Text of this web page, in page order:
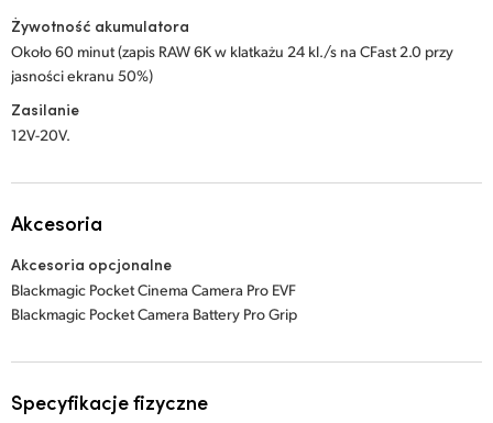
Żywotność akumulatora
Około 60 minut (zapis RAW 6K w klatkażu 24 kl./s na CFast 2.0 przy
jasności ekranu 50%)
Zasilanie
12V-20V.
Akcesoria
Akcesoria opcjonalne
Blackmagic Pocket Cinema Camera Pro EVF
Blackmagic Pocket Camera Battery Pro Grip
Specyfikacje fizyczne